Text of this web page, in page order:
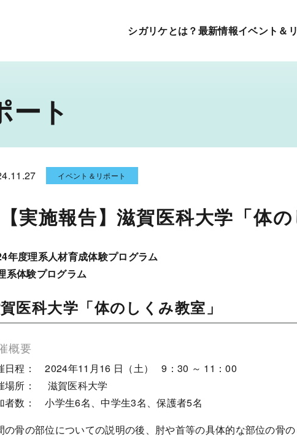
シガリケとは？最新情報イベント＆
ート
11.27 イベント＆リポート
【実施報告】滋賀医科大学「体の
年度理系人材育成体験プログラム
系体験プログラム
医科大学「体のしくみ教室」
概要
日程： 2024年11月16 日（土） 9：30 ～ 11：00
場所： 滋賀医科大学
者数： 小学生6名、中学生3名、保護者5名
の骨の部位についての説明の後、肘や首等の具体的な部位の骨